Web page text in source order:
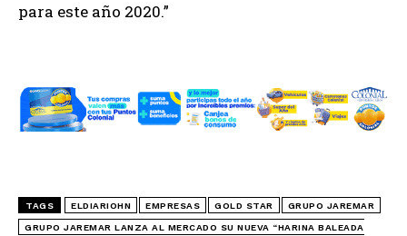
para este año 2020.”
TAGS ELDIARIOHN EMPRESAS GOLD STAR GRUPO JAREMAR
GRUPO JAREMAR LANZA AL MERCADO SU NUEVA “HARINA BALEADA